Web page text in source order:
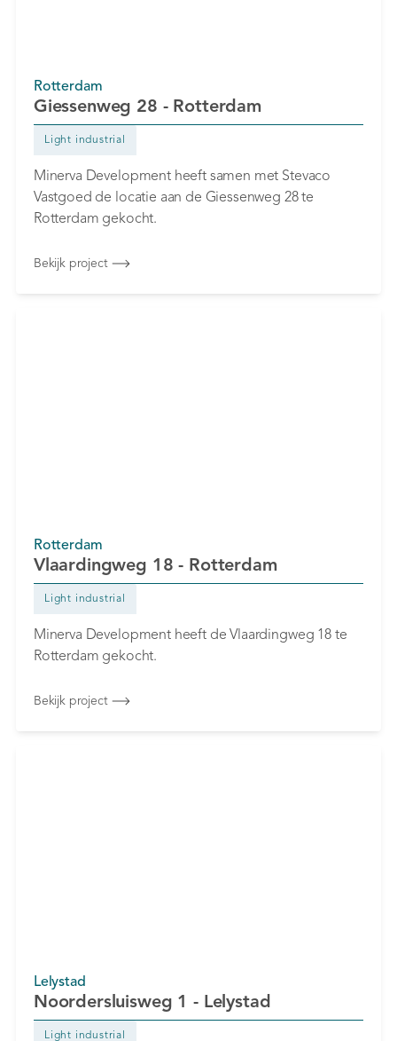
Rotterdam
Giessenweg 28 - Rotterdam
Light industrial
Minerva Development heeft samen met Stevaco
Vastgoed de locatie aan de Giessenweg 28 te
Rotterdam gekocht.
Bekijk project
Rotterdam
Vlaardingweg 18 - Rotterdam
Light industrial
Minerva Development heeft de Vlaardingweg 18 te
Rotterdam gekocht.
Bekijk project
Lelystad
Noordersluisweg 1 - Lelystad
Light industrial